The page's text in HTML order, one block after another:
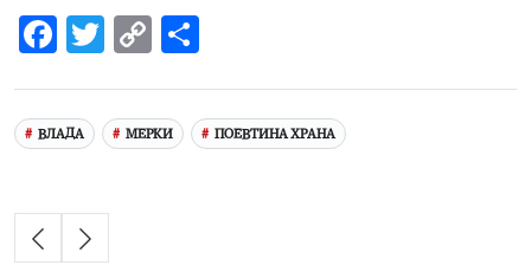
Facebook
Twitter
Copy
ВЛАДА МЕРКИ ПОЕВТИНА ХРАНА